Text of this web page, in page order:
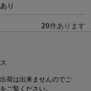
り
20件あります
荷は出来ませんのでご
をご覧ください。